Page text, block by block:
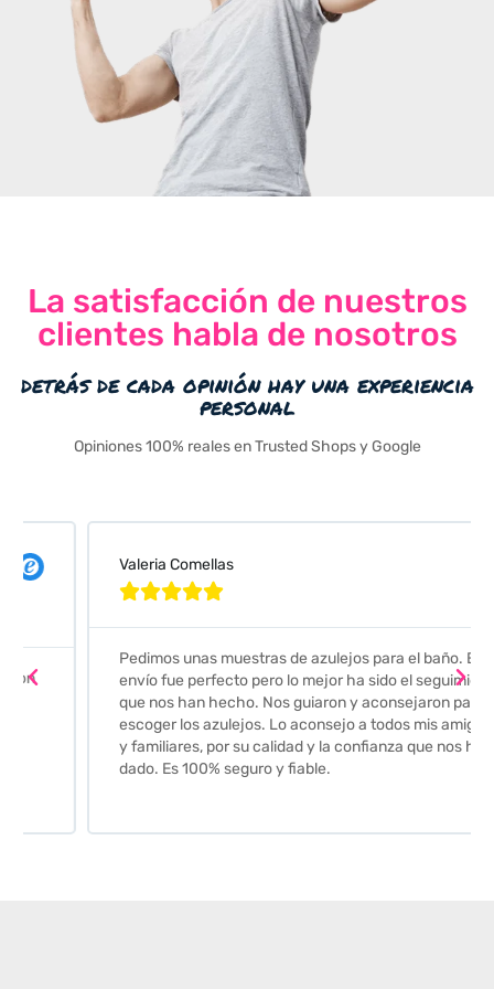
La satisfacción de nuestros
clientes habla de nosotros
detrás de cada opinión hay una experiencia
personal
Opiniones 100% reales en Trusted Shops y Google
Valeria Comellas

Pedimos unas muestras de azulejos para el baño. El
envío fue perfecto pero lo mejor ha sido el seguimiento
que nos han hecho. Nos guiaron y aconsejaron para
escoger los azulejos. Lo aconsejo a todos mis amigos
y familiares, por su calidad y la confianza que nos han
dado. Es 100% seguro y fiable.